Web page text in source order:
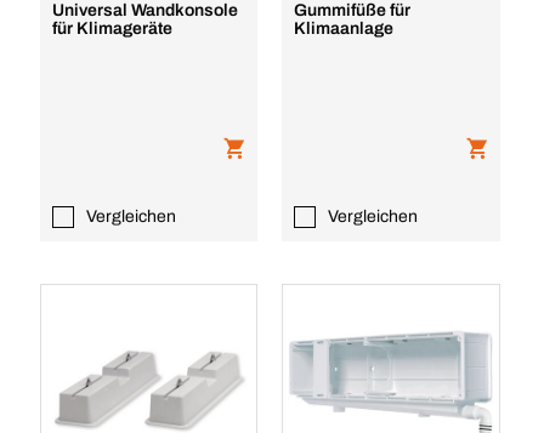
Universal Wandkonsole
für Klimageräte
Vergleichen
Gummifüße für
Klimaanlage
Vergleichen